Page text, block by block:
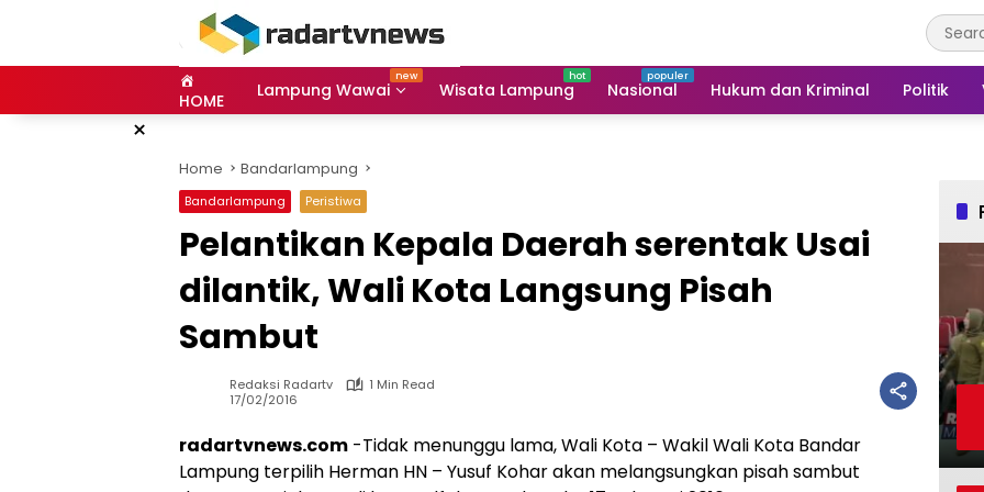
HOME Lampung Wawai Wisata Lampung Nasional Hukum dan Kriminal Politik
×
Home Bandarlampung
Bandarlampung Peristiwa
Pelantikan Kepala Daerah serentak Usai
dilantik, Wali Kota Langsung Pisah
Sambut
Redaksi Radartv
1 Min Read
17/02/2016
radartvnews.com -Tidak menunggu lama, Wali Kota – Wakil Wali Kota Bandar
Lampung terpilih Herman HN – Yusuf Kohar akan melangsungkan pisah sambut